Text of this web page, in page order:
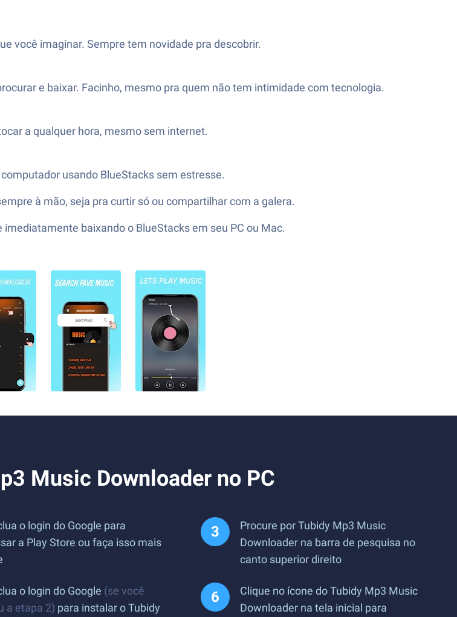
você imaginar. Sempre tem novidade pra descobrir.
e baixar. Facinho, mesmo pra quem não tem intimidade com tecnologia.
a qualquer hora, mesmo sem internet.
usando BlueStacks sem estresse.
à mão, seja pra curtir só ou compartilhar com a galera.
baixando o BlueStacks em seu PC ou Mac.
Music Downloader no PC
o login do Google para
a Play Store ou faça isso mais
Procure por Tubidy Mp3 Music
Downloader na barra de pesquisa no
canto superior direito
o login do Google (se você
a etapa 2) para instalar o Tubidy
Clique no ícone do Tubidy Mp3 Music
Downloader na tela inicial para